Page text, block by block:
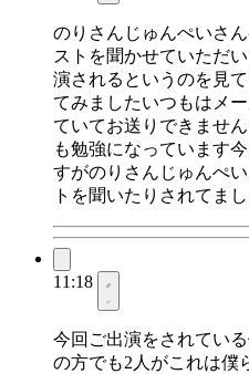
のりさんじゅんぺいさ
ストを聞かせていただ
演されるというのを見
てみましたいつもはメ
ていてお送りできませ
も勉強になっています
すがのりさんじゅんぺ
トを聞いたりされてま
11:18
今回ご出演をされてい
の方でも2人がこれは僕